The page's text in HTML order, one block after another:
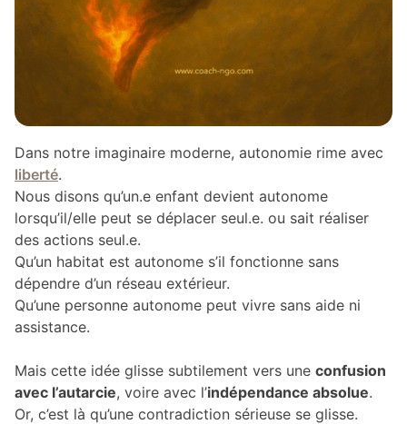
Dans notre imaginaire moderne, autonomie rime avec
liberté.
Nous disons qu’un.e enfant devient autonome
lorsqu’il/elle peut se déplacer seul.e. ou sait réaliser
des actions seul.e.
Qu’un habitat est autonome s’il fonctionne sans
dépendre d’un réseau extérieur.
Qu’une personne autonome peut vivre sans aide ni
assistance.
Mais cette idée glisse subtilement vers une confusion
avec l’autarcie, voire avec l’indépendance absolue.
Or, c’est là qu’une contradiction sérieuse se glisse.